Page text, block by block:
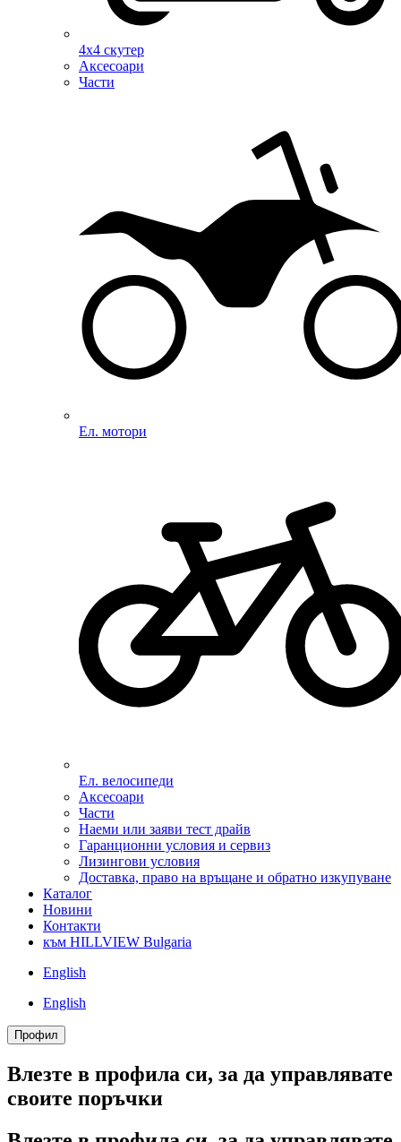
4х4 скутер
Аксесоари
Части
Ел. мотори
Ел. велосипеди
Аксесоари
Части
Наеми или заяви тест драйв
Гаранционни условия и сервиз
Лизингови условия
Доставка, право на връщане и обратно изкупуване
Каталог
Новини
Контакти
към HILLVIEW Bulgaria
English
English
Профил
Влезте в профила си, за да управлявате
своитe поръчки